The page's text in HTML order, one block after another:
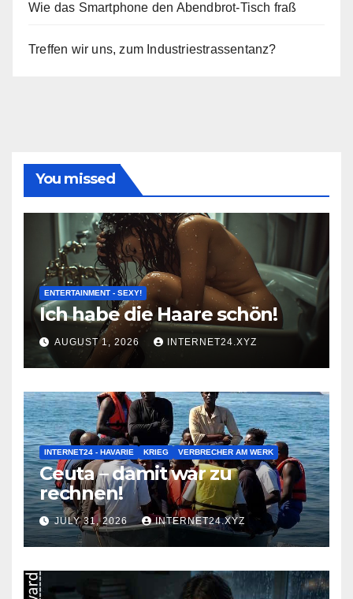
Wie das Smartphone den Abendbrot-Tisch fraß
Treffen wir uns, zum Industriestrassentanz?
You missed
ENTERTAINMENT - SEXY!
Ich habe die Haare schön!
AUGUST 1, 2026 INTERNET24.XYZ
INTERNET24 - HAVARIE KRIEG VERBRECHER AM WERK
Ceuta – damit war zu
rechnen!
JULY 31, 2026 INTERNET24.XYZ